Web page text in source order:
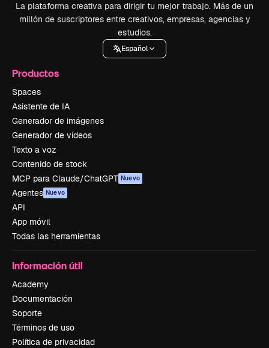
La plataforma creativa para dirigir tu mejor trabajo. Más de un
millón de suscriptores entre creativos, empresas, agencias y
estudios.
Español
Productos
Spaces
Asistente de IA
Generador de imágenes
Generador de vídeos
Texto a voz
Contenido de stock
MCP para Claude/ChatGPT Nuevo
Agentes Nuevo
API
App móvil
Todas las herramientas
Información útil
Academy
Documentación
Soporte
Términos de uso
Política de privacidad